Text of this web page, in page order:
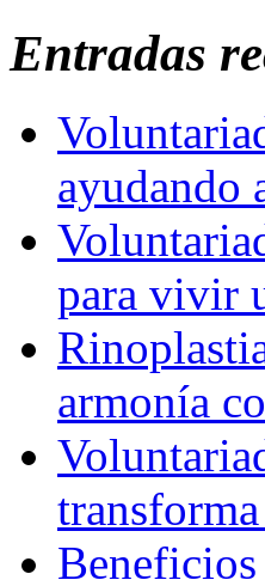
Entradas
ayudando
para vivir
armonía